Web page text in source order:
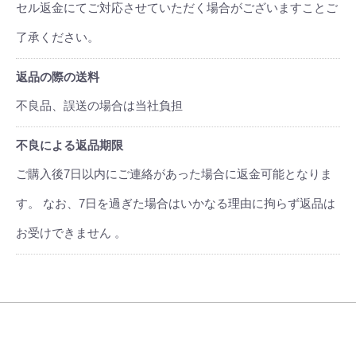
セル返金にてご対応させていただく場合がございますことご
了承ください。
返品の際の送料
不良品、誤送の場合は当社負担
不良による返品期限
ご購入後7日以内にご連絡があった場合に返金可能となりま
す。 なお、7日を過ぎた場合はいかなる理由に拘らず返品は
お受けできません 。